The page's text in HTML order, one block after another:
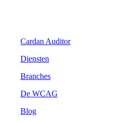
Cardan Auditor
Diensten
Branches
De WCAG
Blog